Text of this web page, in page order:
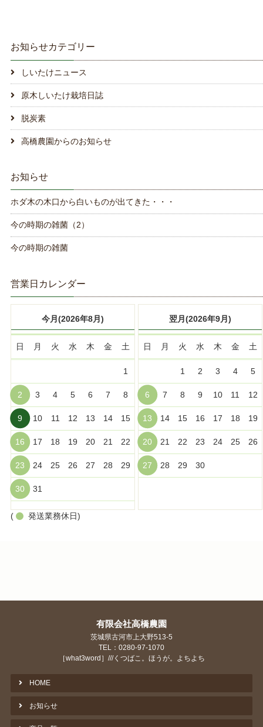
お知らせカテゴリー
しいたけニュース
原木しいたけ栽培日誌
脱炭素
高橋農園からのお知らせ
お知らせ
ホダ木の木口から白いものが出てきた・・・
今の時期の雑菌（2）
今の時期の雑菌
営業日カレンダー
今月(2026年8月)
日 月 火 水 木 金 土
1
2 3 4 5 6 7 8
9 10 11 12 13 14 15
16 17 18 19 20 21 22
23 24 25 26 27 28 29
30 31
翌月(2026年9月)
日 月 火 水 木 金 土
1 2 3 4 5
6 7 8 9 10 11 12
13 14 15 16 17 18 19
20 21 22 23 24 25 26
27 28 29 30
( 発送業務休日)
有限会社高橋農園
茨城県古河市上大野513-5
TEL：0280-97-1070
［what3word］///くつばこ。ほうが。よちよち
HOME
お知らせ